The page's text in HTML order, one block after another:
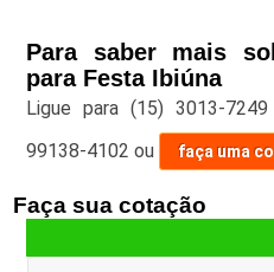
Para saber mais
para Festa Ibiúna
Ligue para(15) 3013-7249
99138-4102 ou faça uma
Faça sua cotação